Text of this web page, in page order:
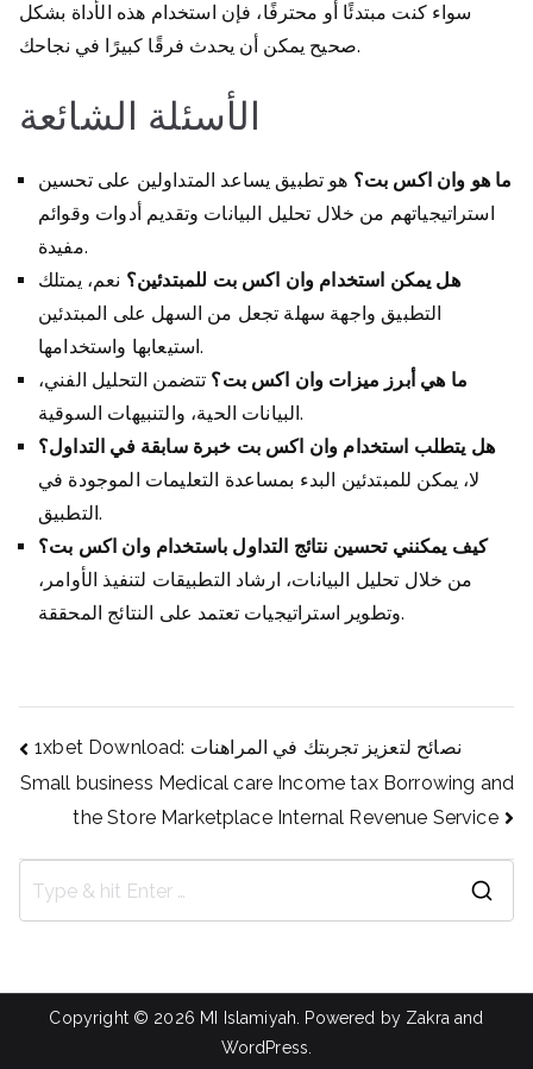
سواء كنت مبتدئًا أو محترفًا، فإن استخدام هذه الأداة بشكل
صحيح يمكن أن يحدث فرقًا كبيرًا في نجاحك.
الأسئلة الشائعة
ما هو وان اكس بت؟ هو تطبيق يساعد المتداولين على تحسين
استراتيجياتهم من خلال تحليل البيانات وتقديم أدوات وقوائم
مفيدة.
هل يمكن استخدام وان اكس بت للمبتدئين؟ نعم، يمتلك
التطبيق واجهة سهلة تجعل من السهل على المبتدئين
استيعابها واستخدامها.
ما هي أبرز ميزات وان اكس بت؟ تتضمن التحليل الفني،
البيانات الحية، والتنبيهات السوقية.
هل يتطلب استخدام وان اكس بت خبرة سابقة في التداول؟
لا، يمكن للمبتدئين البدء بمساعدة التعليمات الموجودة في
التطبيق.
كيف يمكنني تحسين نتائج التداول باستخدام وان اكس بت؟
من خلال تحليل البيانات، ارشاد التطبيقات لتنفيذ الأوامر،
وتطوير استراتيجيات تعتمد على النتائج المحققة.
Navigasi
pos
1xbet Download: نصائح لتعزيز تجربتك في المراهنات
Small business Medical care Income tax Borrowing and
the Store Marketplace Internal Revenue Service
Copyright © 2026 MI Islamiyah. Powered by Zakraand
WordPress.